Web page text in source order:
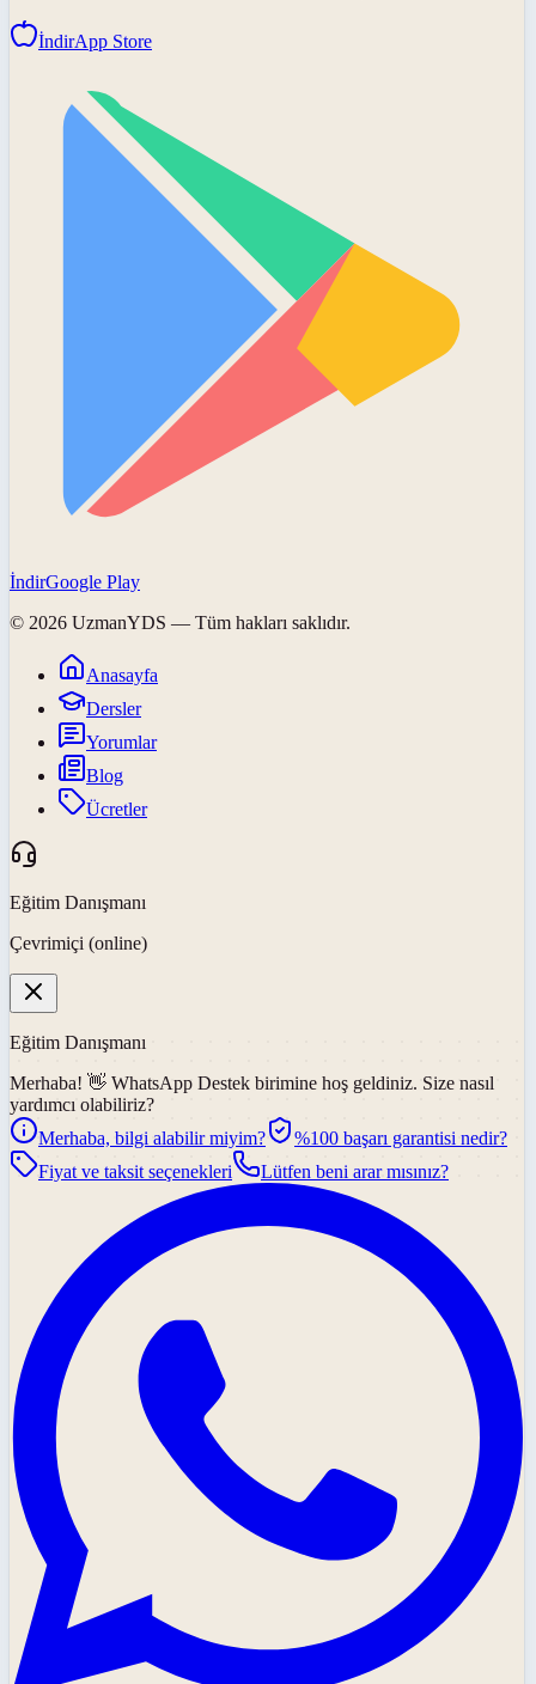
İndirApp Store
İndirGoogle Play
© 2026 UzmanYDS — Tüm hakları saklıdır.
Anasayfa
Dersler
Yorumlar
Blog
Ücretler
Eğitim Danışmanı
Çevrimiçi (online)
Eğitim Danışmanı
Merhaba! 👋 WhatsApp Destek birimine hoş geldiniz. Size nasıl
yardımcı olabiliriz?
Merhaba, bilgi alabilir miyim?
%100 başarı garantisi nedir?
Fiyat ve taksit seçenekleri
Lütfen beni arar mısınız?